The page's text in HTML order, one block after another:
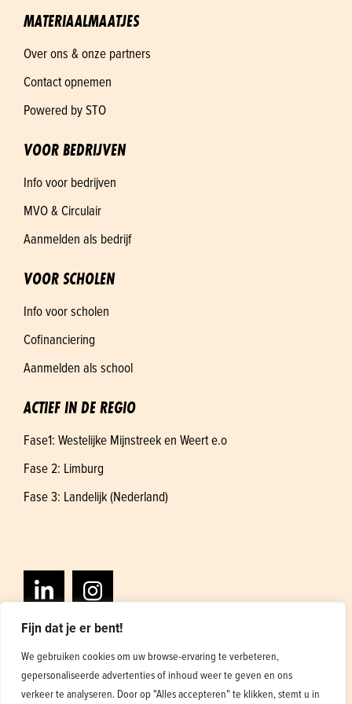
Fijn dat je er bent!
We gebruiken cookies om uw browse-ervaring te verbeteren,
gepersonaliseerde advertenties of inhoud weer te geven en ons
verkeer te analyseren. Door op "Alles accepteren" te klikken, stemt u in
MATERIAALMAATJES
Over ons & onze partners
Contact opnemen
Powered by STO
VOOR BEDRIJVEN
Info voor bedrijven
MVO & Circulair
Aanmelden als bedrijf
VOOR SCHOLEN
Info voor scholen
Cofinanciering
Aanmelden als school
ACTIEF IN DE REGIO
Fase1: Westelijke Mijnstreek en Weert e.o
Fase 2: Limburg
Fase 3: Landelijk (Nederland)
Algemene voorwaarden
Privacybeleid